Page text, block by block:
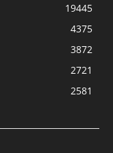
19445
4375
3872
2721
2581